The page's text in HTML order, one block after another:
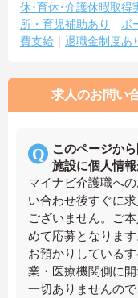
休･育休･介護休暇取得
所・育児補助あり
ボ
費支給
退職金制度あ
求人のお問い
このページか
施設に個人情
マイナビ介護職へ
い合わせ後すぐに
ございません。ご
めて応募となります
お預かりしている
業・医療機関側に
一切ありませんので